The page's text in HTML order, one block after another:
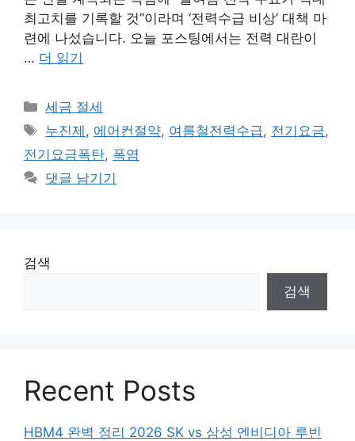
최고치를 기록할 것”이라며 ‘전력수급 비상’ 대책 마
련에 나섰습니다. 오늘 포스팅에서는 전력 대란이
… 더 읽기
카
테
고
리
세금 절세
태
그
누진제 , 에어컨절약, 여름철전력수급, 전기요금,
전기요금폭탄, 폭염
댓글 남기기
검색
검색
Recent Posts
HBM4 완벽 정리 2026 SK vs 삼성 엔비디아 루빈